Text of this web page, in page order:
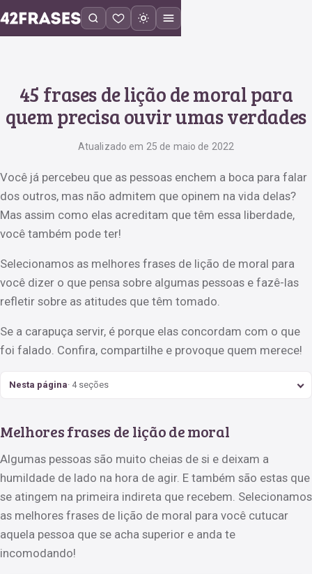
45 frases de lição de moral para
quem precisa ouvir umas verdades
Atualizado em 25 de maio de 2022
Você já percebeu que as pessoas enchem a boca para falar
dos outros, mas não admitem que opinem na vida delas?
Mas assim como elas acreditam que têm essa liberdade,
você também pode ter!
Selecionamos as melhores frases de lição de moral para
você dizer o que pensa sobre algumas pessoas e fazê-las
refletir sobre as atitudes que têm tomado.
Se a carapuça servir, é porque elas concordam com o que
foi falado. Confira, compartilhe e provoque quem merece!
Nesta página· 4 seções
Melhores frases de lição de moral
Algumas pessoas são muito cheias de si e deixam a
humildade de lado na hora de agir. E também são estas que
se atingem na primeira indireta que recebem. Selecionamos
as melhores frases de lição de moral para você cutucar
aquela pessoa que se acha superior e anda te
incomodando!